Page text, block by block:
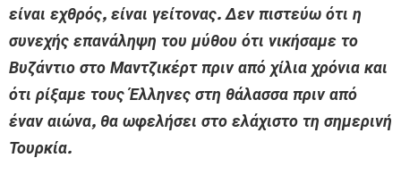
είναι εχθρός, είναι γείτονας. Δεν πιστεύω ότι η
συνεχής επανάληψη του μύθου ότι νικήσαμε το
Βυζάντιο στο Μαντζικέρτ πριν από χίλια χρόνια και
ότι ρίξαμε τους Έλληνες στη θάλασσα πριν από
έναν αιώνα, θα ωφελήσει στο ελάχιστο τη σημερινή
Τουρκία.